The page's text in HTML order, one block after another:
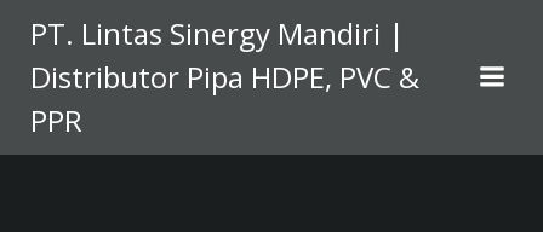
to
content
PT. Lintas Sinergy Mandiri |
Distributor Pipa HDPE, PVC &
PPR